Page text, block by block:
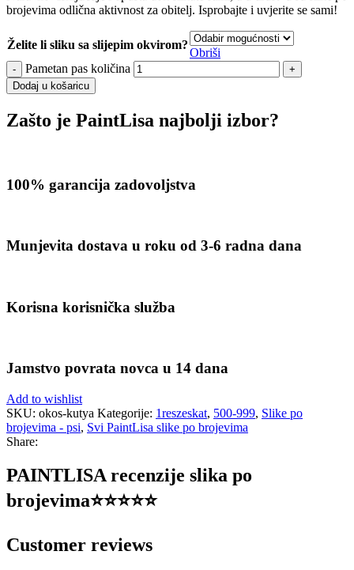
brojevima odlična aktivnost za obitelj. Isprobajte i uvjerite se sami!
Želite li sliku sa slijepim okvirom?
Obriši
Pametan pas količina
Dodaj u košaricu
Zašto je PaintLisa najbolji izbor?
100% garancija zadovoljstva
Munjevita dostava u roku od 3-6 radna dana
Korisna korisnička služba
Jamstvo povrata novca u 14 dana
Add to wishlist
SKU: okos-kutya Kategorije: 1reszeskat, 500-999, Slike po
brojevima - psi, Svi PaintLisa slike po brojevima
Share:
PAINTLISA recenzije slika po
brojevima⭐️⭐️⭐️⭐️⭐️
Customer reviews